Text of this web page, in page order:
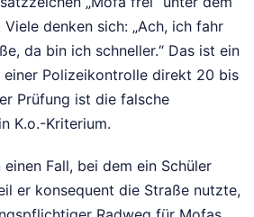
denken sich: „Ach, ich fahr
da bin ich schneller.“ Das ist ein
einer Polizeikontrolle direkt 20 bis
Prüfung ist die falsche
K.o.-Kriterium.
Fall, bei dem ein Schüler
er konsequent die Straße nutzte,